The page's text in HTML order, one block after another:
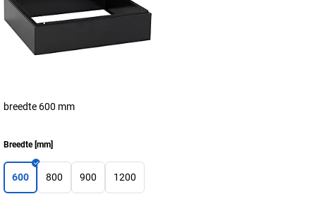
breedte 600 mm
Breedte[mm]
600 800 900 1200